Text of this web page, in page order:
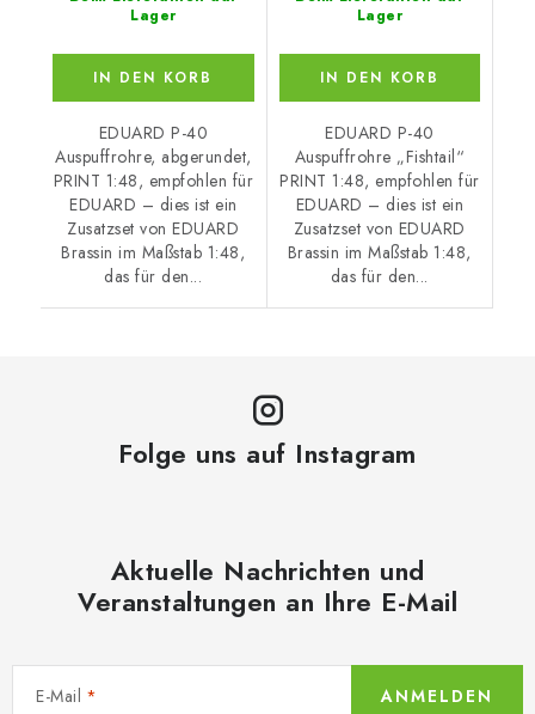
Lager
IN DEN KORB
EDUARD P-40
Auspuffrohre, abgerundet,
PRINT 1:48, empfohlen für
EDUARD – dies ist ein
Zusatzset von EDUARD
Brassin im Maßstab 1:48,
das für den...
Lager
IN DEN KORB
EDUARD P-40
Auspuffrohre „Fishtail“
PRINT 1:48, empfohlen für
EDUARD – dies ist ein
Zusatzset von EDUARD
Brassin im Maßstab 1:48,
das für den...
Folge uns auf Instagram
Aktuelle Nachrichten und
Veranstaltungen an Ihre E-Mail
E-Mail ANMELDEN